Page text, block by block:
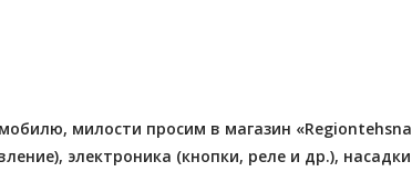
милости просим в магазин
электроника (кнопки, реле и др.),